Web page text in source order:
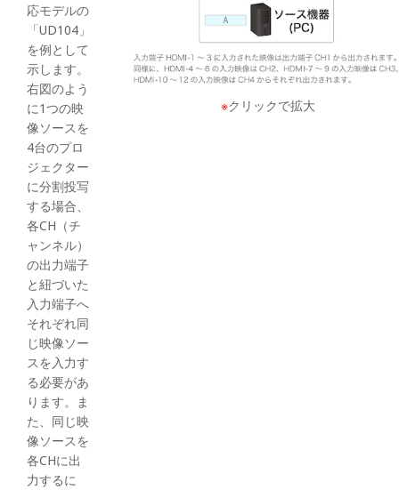
応モデルの
「UD104」
を例として
示します。
右図のよう
に1つの映
像ソースを
4台のプロ
ジェクター
に分割投写
する場合、
各CH（チ
ャンネル）
の出力端子
と紐づいた
入力端子へ
それぞれ同
じ映像ソー
スを入力す
る必要があ
ります。ま
た、同じ映
像ソースを
各CHに出
力するに
※クリックで拡大